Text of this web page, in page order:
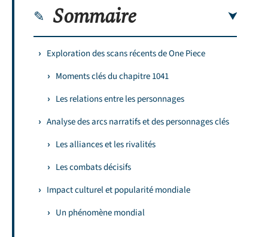
Sommaire
Exploration des scans récents de One Piece
Moments clés du chapitre 1041
Les relations entre les personnages
Analyse des arcs narratifs et des personnages clés
Les alliances et les rivalités
Les combats décisifs
Impact culturel et popularité mondiale
Un phénomène mondial